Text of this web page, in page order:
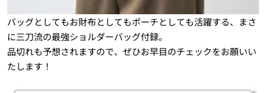
バッグとしてもお財布としてもポーチとしても活躍する、まさ
に三刀流の最強ショルダーバッグ付録。
品切れも予想されますので、ぜひお早目のチェックをお願いい
たします！